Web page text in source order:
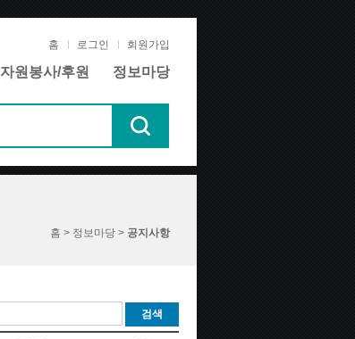
홈 로그인 회원가입
자원봉사/후원 정보마당
홈 > 정보마당 > 공지사항
검색